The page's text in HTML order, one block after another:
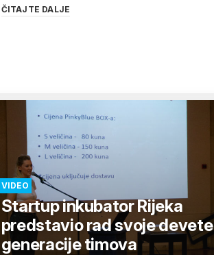
ČITAJTE DALJE
VIDEO
Startup inkubator Rijeka
predstavio rad svoje devete
generacije timova